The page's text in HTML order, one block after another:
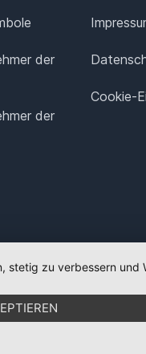
der
der
Cookie-
zu verbessern